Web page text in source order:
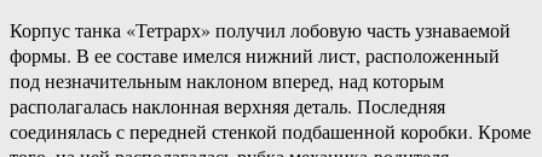
Корпус танка «Тетрарх» получил лобовую часть узнаваемой
формы. В ее составе имелся нижний лист, расположенный
под незначительным наклоном вперед, над которым
располагалась наклонная верхняя деталь. Последняя
соединялась с передней стенкой подбашенной коробки. Кроме